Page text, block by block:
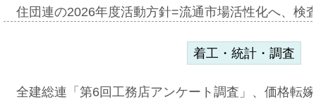
住団連の2026年度活動方針=流通市場活性化へ、検
着工・統計・調査
全建総連「第6回工務店アンケート調査」、価格転